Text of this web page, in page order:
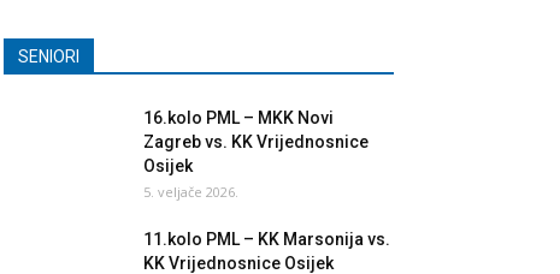
SENIORI
16.kolo PML – MKK Novi
Zagreb vs. KK Vrijednosnice
Osijek
5. veljače 2026.
11.kolo PML – KK Marsonija vs.
KK Vrijednosnice Osijek